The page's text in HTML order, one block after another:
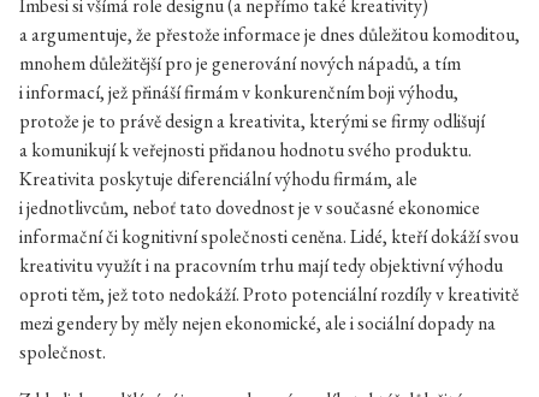
a argumentuje, že přestože informace je dnes důležitou komoditou,
mnohem důležitější pro je generování nových nápadů, a tím
i informací, jež přináší firmám v konkurenčním boji výhodu,
protože je to právě design a kreativita, kterými se firmy odlišují
a komunikují k veřejnosti přidanou hodnotu svého produktu.
Kreativita poskytuje diferenciální výhodu firmám, ale
i jednotlivcům, neboť tato dovednost je v současné ekonomice
informační či kognitivní společnosti ceněna. Lidé, kteří dokáží svou
kreativitu využít i na pracovním trhu mají tedy objektivní výhodu
oproti těm, jež toto nedokáží. Proto potenciální rozdíly v kreativitě
mezi gendery by měly nejen ekonomické, ale i sociální dopady na
společnost.